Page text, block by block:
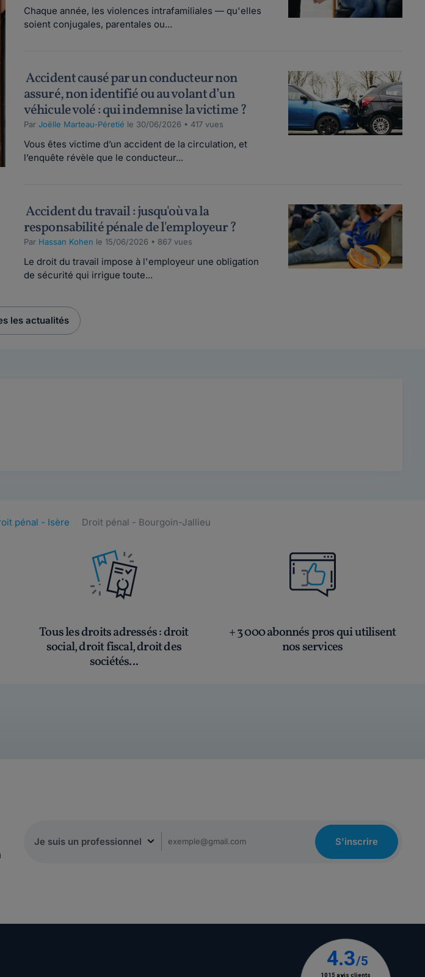
Chaque année, les violences intrafamiliales — qu'elles
soient conjugales, parentales ou...
Accident causé par un conducteur non
assuré, non identifié ou au volant d’un
véhicule volé : qui indemnise la victime ?
Par Joëlle Marteau-Péretié le 30/06/2026 • 417 vues
Vous êtes victime d’un accident de la circulation, et
l’enquête révèle que le conducteur...
Accident du travail : jusqu'où va la
responsabilité pénale de l'employeur ?
Par Hassan Kohen le 15/06/2026 • 867 vues
Le droit du travail impose à l'employeur une obligation
de sécurité qui irrigue toute...
les actualités
pénal - Isère Droit pénal - Bourgoin-Jallieu
Tous les droits adressés: droit
social, droit fiscal, droit des
sociétés...
+ 3 000 abonnés pros qui utilisent
nos services
S'inscrire